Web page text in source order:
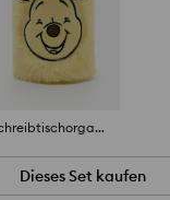
Schreibtischorganizer
Dieses Set kaufen